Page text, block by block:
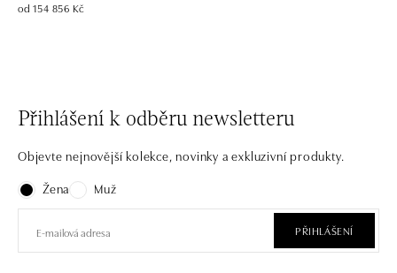
od 154 856 Kč
Přihlášení k odběru newsletteru
Objevte nejnovější kolekce, novinky a exkluzivní produkty.
Žena
Muž
PŘIHLÁŠENÍ